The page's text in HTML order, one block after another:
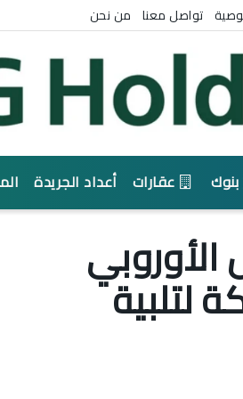
تواصل معنا من نحن
بنوك عقارات أعداد الجريدة
لتلبية